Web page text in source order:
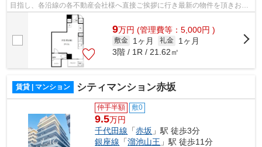
目指し、各沿線の各不動産会社様へ直接ご挨拶に行き最新の物件を頂きお客
様へ提供しております！最新の情報は...
9万円 (管理費等：5,000円 )
敷金 1ヶ月 礼金
1ヶ月
3階 / 1R / 21.62㎡
賃貸 | マンション シティマンション赤坂
仲手半額 敷0
9.5万円
千代田線 「赤坂 」駅 徒歩3分
銀座線 「溜池山王 」駅 徒歩11分